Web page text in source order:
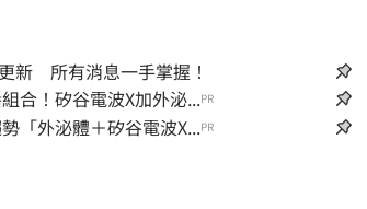
新 所有消息一手掌握！
合！矽谷電波X加外泌...PR
「外泌體＋矽谷電波X...PR